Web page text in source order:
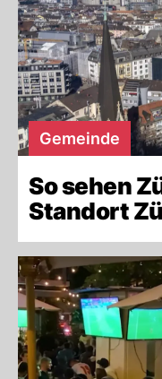
Gemeinde
So sehen
Standort